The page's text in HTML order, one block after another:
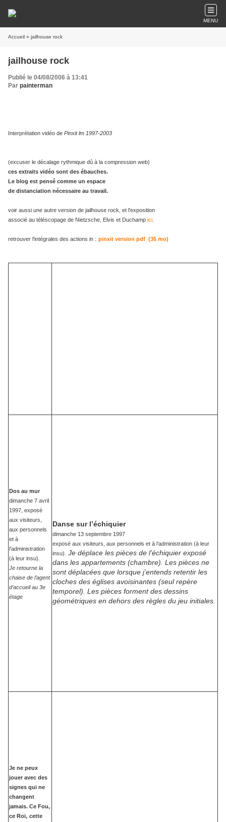
MENU
Accueil » jailhouse rock
jailhouse rock
Publié le 04/08/2006 à 13:41
Par painterman
Interprétation vidéo de Pinxit lm 1997-2003
(excuser le décalage rythmique dû à la compression web)
ces extraits vidéo sont des ébauches.
Le blog est pensé comme un espace
de distanciation nécessaire au travail.
voir aussi une autre version de jailhouse rock, et l'exposition
associé au téléscopage de Nietzsche, Elvis et Duchamp ici
retrouver l'intégrales des actions in : pinxit version pdf (35 mo)
Dos au mur
dimanche 7 avril
1997, exposé
aux visiteurs,
aux personnels
et à
l’administration
(à leur insu).
Je retourne la
chaise de l’agent
d’accueil au 3e
étage
Danse sur l’échiquier
dimanche 13 septembre 1997
exposé aux visiteurs, aux personnels et à l’administration (à leur
insu).
Je déplace les pièces de l’échiquier exposé
dans les appartements (chambre). Les pièces ne
sont déplacées que lorsque j’entends retentir les
cloches des églises avoisinantes (seul repère
temporel). Les pièces forment des dessins
géométriques en dehors des règles du jeu initiales.
Je ne peux
jouer avec des
signes qui ne
changent
jamais. Ce Fou,
ce Roi, cette